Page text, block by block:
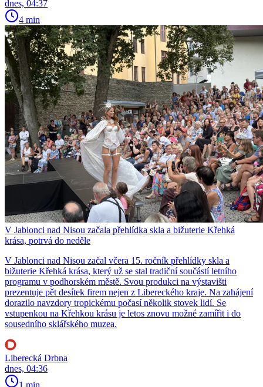
dnes, 04:37
4 min
V Jablonci nad Nisou začala přehlídka skla a bižuterie Křehká
krása, potrvá do neděle
V Jablonci nad Nisou začal včera 15. ročník přehlídky skla a
bižuterie Křehká krása, který už se stal tradiční součástí letního
programu v podhorském městě. Svou produkci na výstavišti
prezentuje pět desítek firem nejen z Libereckého kraje. Na zahájení
dorazilo navzdory tropickému počasí několik stovek lidí. Se
vstupenkou na Křehkou krásu je letos znovu možné zamířit i do
sousedního sklářského muzea.
Liberecká Drbna
dnes, 04:36
1 min